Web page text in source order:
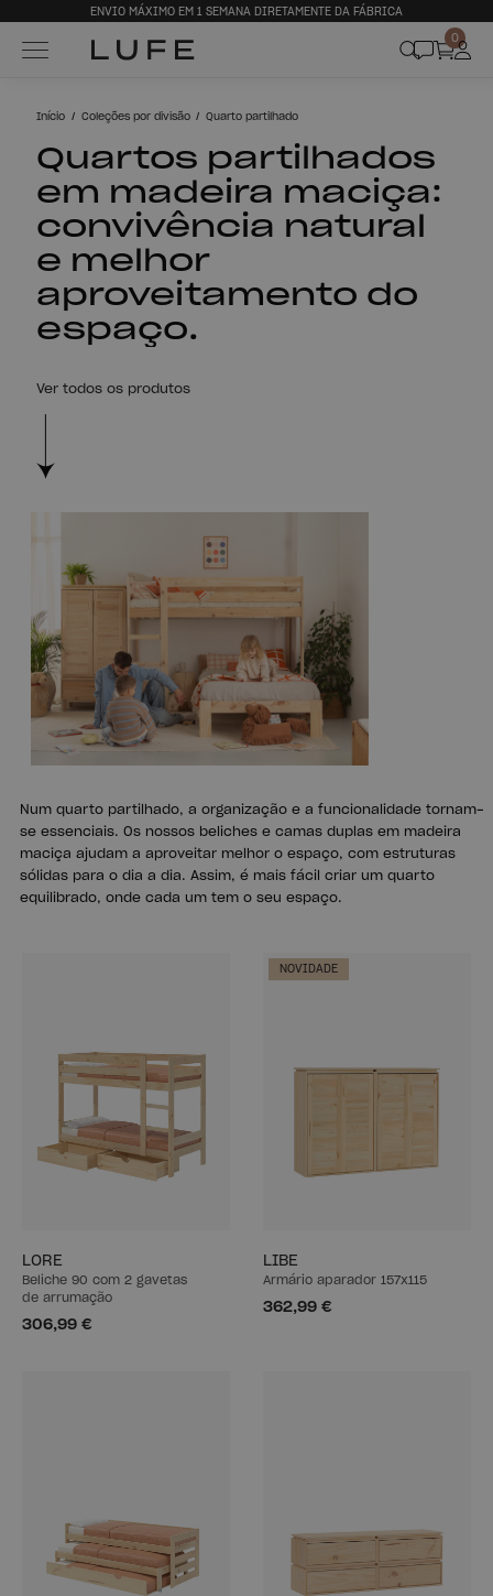
ENVIO MÁXIMO EM 1 SEMANA DIRETAMENTE DA FÁBRICA
0
Início Coleções por divisão Quarto partilhado
Quartos partilhados
em madeira maciça:
convivência natural
e melhor
aproveitamento do
espaço.
Ver todos os produtos
Num quarto partilhado, a organização e a funcionalidade tornam-
se essenciais. Os nossos beliches e camas duplas em madeira
maciça ajudam a aproveitar melhor o espaço, com estruturas
sólidas para o dia a dia. Assim, é mais fácil criar um quarto
equilibrado, onde cada um tem o seu espaço.
LORE
Beliche 90 com 2 gavetas
de arrumação
306,99 €
NOVIDADE
LIBE
Armário aparador 157x115
362,99 €